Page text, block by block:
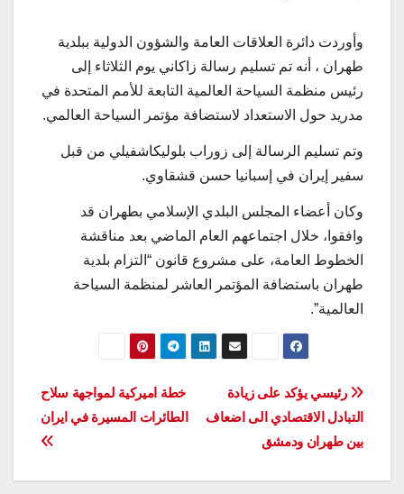
وأوردت دائرة العلاقات العامة والشؤون الدولية ببلدية
طهران ، أنه تم تسليم رسالة زاكاني يوم الثلاثاء إلى
رئيس منظمة السياحة العالمية التابعة للأمم المتحدة في
مدريد حول الاستعداد لاستضافة مؤتمر السياحة العالمي.
وتم تسليم الرسالة إلى زوراب بلوليكاشفيلي من قبل
سفير إيران في إسبانيا حسن قشقاوي.
وكان أعضاء المجلس البلدي الإسلامي بطهران قد
وافقوا، خلال اجتماعهم العام الماضي بعد مناقشة
الخطوط العامة، على مشروع قانون “التزام بلدية
طهران باستضافة المؤتمر العاشر لمنظمة السياحة
العالمية”.
تصفّح
المقالات
خطة اميركية لمواجهة سلاح
الطائرات المسيرة في ايران
رئيسي يؤكد على زيادة
التبادل الاقتصادي الى اضعاف
بين طهران ودمشق